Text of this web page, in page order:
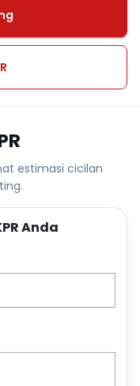
estimasi cicilan
Anda